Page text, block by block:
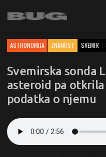
ASTRONOMIJA ZNANOST SVEMIR
Svemirska sonda
asteroid pa
podatka o njemu